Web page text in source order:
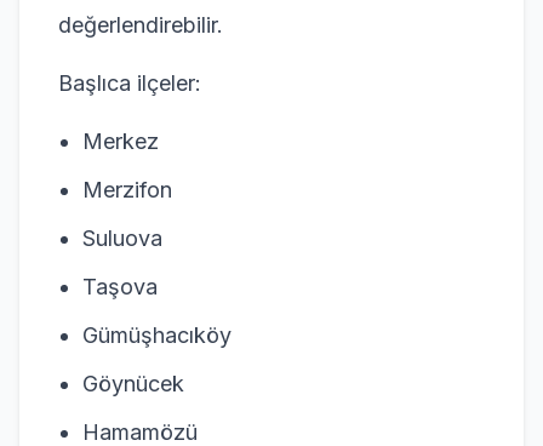
değerlendirebilir.
Başlıca ilçeler:
Merkez
Merzifon
Suluova
Taşova
Gümüşhacıköy
Göynücek
Hamamözü